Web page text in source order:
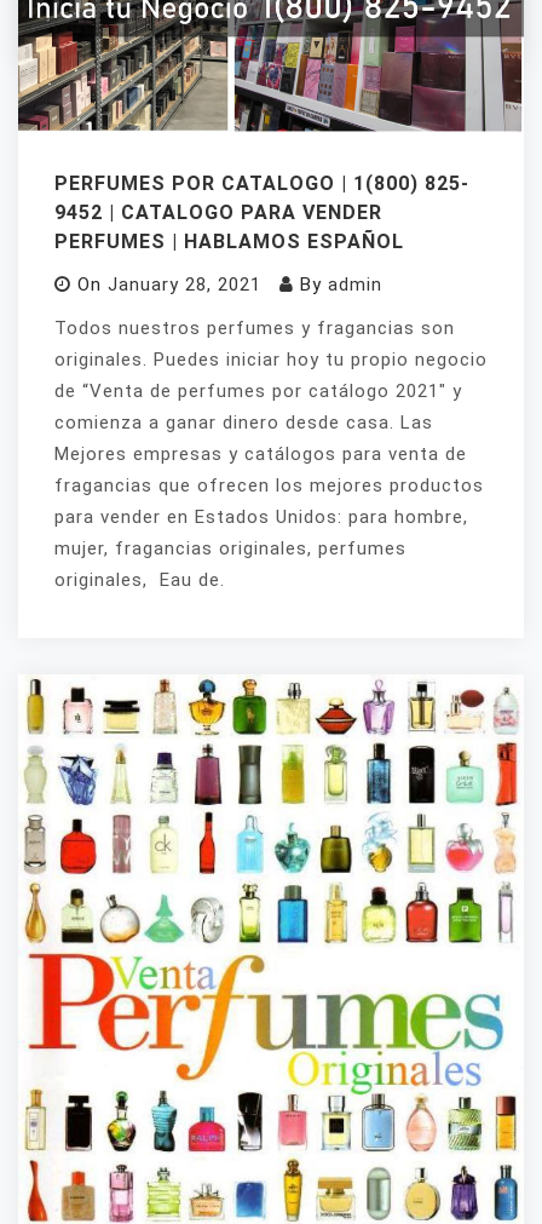
originales, Eau de.
PERFUMES POR CATALOGO | 1(800) 825-
9452 | CATALOGO PARA VENDER
PERFUMES | HABLAMOS ESPAÑOL
On January 28, 2021 By admin
Todos nuestros perfumes y fragancias son
originales. Puedes iniciar hoy tu propio negocio
de “Venta de perfumes por catálogo 2021″ y
comienza a ganar dinero desde casa. Las
Mejores empresas y catálogos para venta de
fragancias que ofrecen los mejores productos
para vender en Estados Unidos: para hombre,
mujer, fragancias originales, perfumes
originales, Eau de.